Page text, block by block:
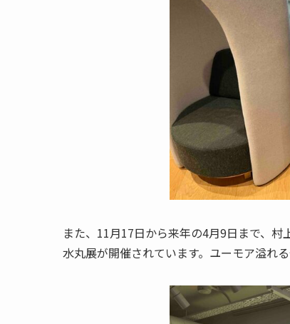
また、11月17日から来年の4月9日まで、
水丸展が開催されています。ユーモア溢れ